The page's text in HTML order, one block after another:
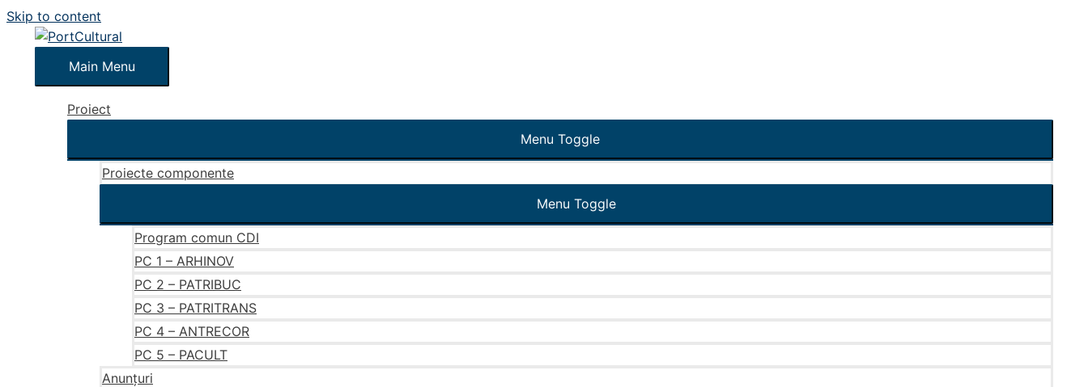
Skip to content
Main Menu
Proiect
Menu Toggle
Proiecte componente
Menu Toggle
Program comun CDI
PC 1 – ARHINOV
PC 2 – PATRIBUC
PC 3 – PATRITRANS
PC 4 – ANTRECOR
PC 5 – PACULT
Anunțuri